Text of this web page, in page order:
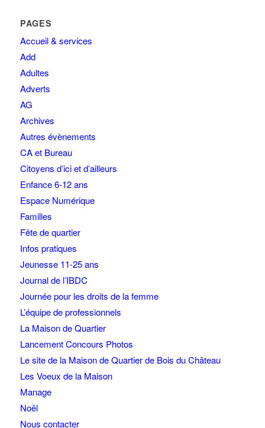
PAGES
Accueil & services
Add
Adultes
Adverts
AG
Archives
Autres évènements
CA et Bureau
Citoyens d’ici et d’ailleurs
Enfance 6-12 ans
Espace Numérique
Familles
Fête de quartier
Infos pratiques
Jeunesse 11-25 ans
Journal de l’IBDC
Journée pour les droits de la femme
L’équipe de professionnels
La Maison de Quartier
Lancement Concours Photos
Le site de la Maison de Quartier de Bois du Château
Les Voeux de la Maison
Manage
Noël
Nous contacter